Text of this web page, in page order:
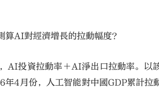
算AI對經濟增長的拉動幅度？
AI投資拉動率＋AI淨出口拉動率。以
4月份，人工智能對中國GDP累計拉